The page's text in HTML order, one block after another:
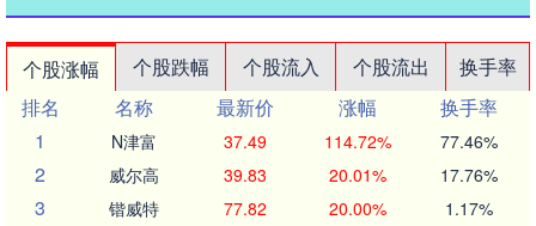
个股涨幅 个股跌幅 个股流入 个股流出
换手率
排名
名称 最新价 涨幅
换手率
1
N津富 37.49 114.72% 77.46%
2 威尔高 39.83 20.01% 17.76%
3 锴威特 77.82 20.00% 1.17%